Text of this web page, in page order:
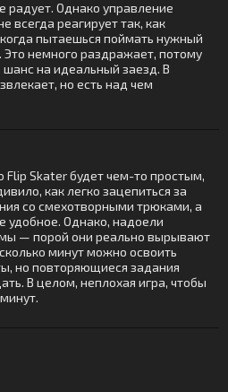
радует. Однако управление
всегда реагирует так, как
пытаешься поймать нужный
немного раздражает, потому
шанс на идеальный заезд. В
но есть над чем
Flip Skater будет чем-то простым,
как легко зацепиться за
со смехотворными трюками, а
удобное. Однако, надоели
— порой они реально вырывают
минут можно освоить
но повторяющиеся задания
В целом, неплохая игра, чтобы